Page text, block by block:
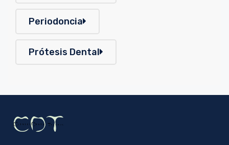
Periodoncia
Prótesis Dental